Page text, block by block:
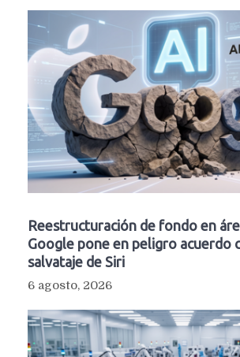
Reestructuración de fondo en
Google pone en peligro acuerdo
salvataje de Siri
6 agosto, 2026